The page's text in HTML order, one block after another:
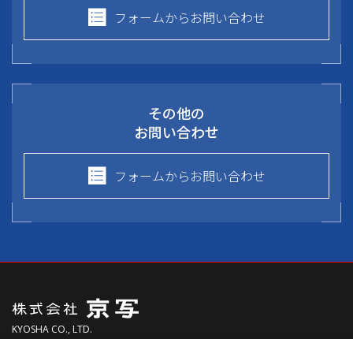
フォームからお問い合わせ
その他の
お問い合わせ
フォームからお問い合わせ
KYOSHA CO., LTD.